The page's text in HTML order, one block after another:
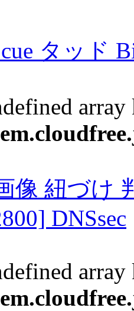
タッド
像 紐づけ
DNSsec